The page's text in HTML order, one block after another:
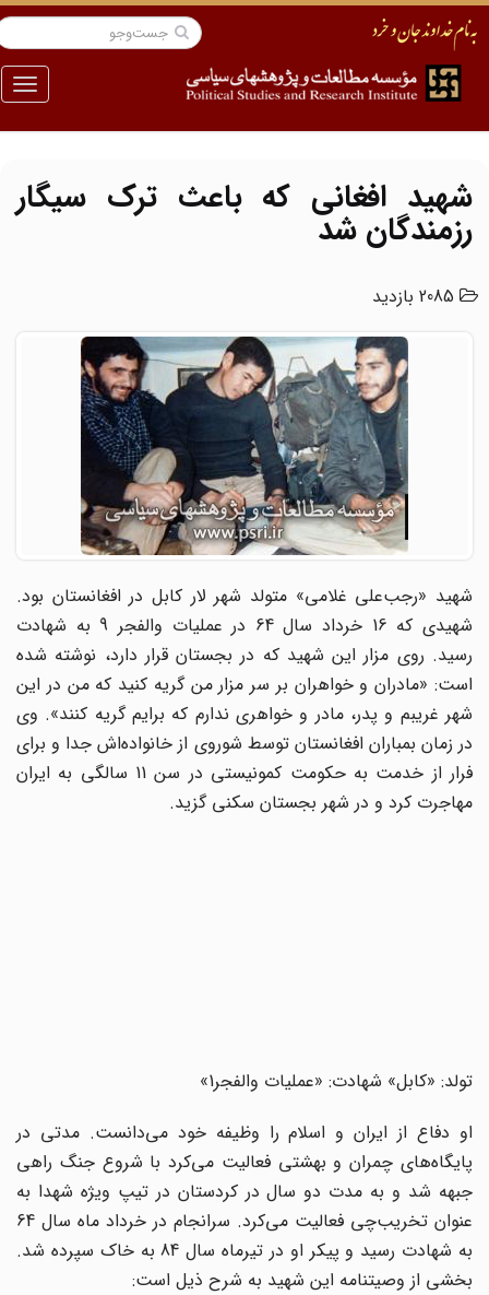
منو
شهید افغانی که باعث ترک سیگار
رزمندگان شد
2085 بازدید
شهید «رجب‌علی غلامی» متولد شهر لار کابل در افغانستان بود.
شهیدی که 16 خرداد سال 64 در عملیات والفجر 9 به شهادت
رسید. روی مزار این شهید که در بجستان قرار دارد، نوشته شده
است: «مادران و خواهران بر سر مزار من گریه کنید که من در این
شهر غریبم و پدر، مادر و خواهری ندارم که برایم گریه کنند». وی
در زمان بمباران افغانستان توسط شوروی از خانواده‌اش جدا و برای
فرار از خدمت به حکومت کمونیستی در سن 11 سالگی به ایران
مهاجرت کرد و در شهر بجستان سکنی گزید.
تولد: «کابل» شهادت: «عملیات والفجر1»
او دفاع از ایران و اسلام را وظیفه خود می‌دانست. مدتی در
پایگاه‌های چمران و بهشتی فعالیت می‌کرد با شروع جنگ راهی
جبهه شد و به مدت دو سال در کردستان در تیپ ویژه شهدا به
عنوان تخریب‌چی فعالیت می‌کرد. سرانجام در خرداد ماه سال 64
به شهادت رسید و پیکر او در تیرماه سال 84 به خاک سپرده شد.
بخشی از وصیتنامه این شهید به شرح ذیل است: